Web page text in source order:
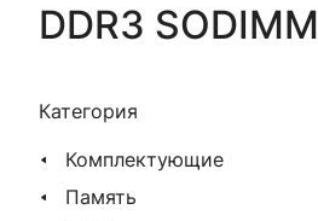
DDR3 SODIMM
Категория
Комплектующие
Память